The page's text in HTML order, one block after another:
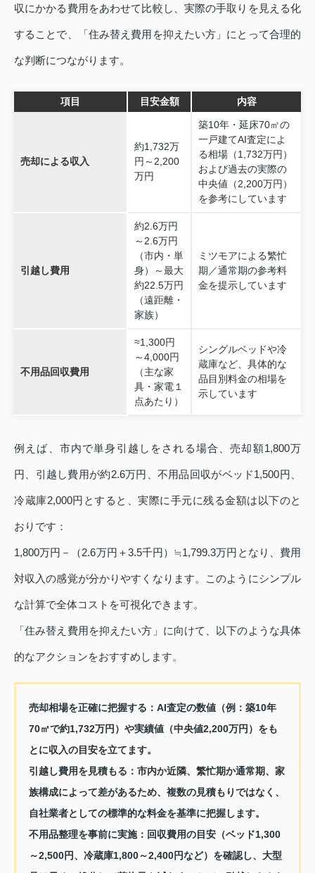
収にかかる費用をあわせて比較し、実際の手取りを見える化
することで、「住み替え費用を抑えたい方」にとって合理的
な判断につながります。
項目 目安金額 内容
売却による収入
約1,732万
円～2,200
万円
築10年・延床70㎡の
一戸建てAI査定によ
る相場（1,732万円）
および過去の実際の
中央値（2,200万円）
を参考にしています
引越し費用
約2.6万円
～2.6万円
（市内・単
身）～最大
約22.5万円
（遠距離・
家族）
ミツモアによる繁忙
期／通常期の参考料
金を提示しています
不用品回収費用
≈1,300円
～4,000円
（主な家
具・家電１
点あたり）
シングルベッドや冷
蔵庫など、具体的な
品目別料金の相場を
示しています
例えば、市内で単身引越しをされる場合、売却額1,800万
円、引越し費用が約2.6万円、不用品回収がベッド1,500円、
冷蔵庫2,000円とすると、実際に手元に残る金額は以下のと
おりです：
1,800万円－（2.6万円＋3.5千円）≒1,799.3万円となり、費用
対収入の感覚が分かりやすくなります。このようにシンプル
な計算で全体コストを可視化できます。
「住み替え費用を抑えたい方」に向けて、以下のような具体
的なアクションをおすすめします。
売却相場を正確に把握する：AI査定の数値（例：築10年
70㎡で約1,732万円）や実績値（中央値2,200万円）をも
とに収入の目安を立てます。
引越し費用を見積もる：市内か近隣、繁忙期か通常期、家
族構成によって差があるため、複数の見積もりではなく、
自社業者としての標準的な料金を基準に把握します。
不用品整理を事前に実施：回収費用の目安（ベッド1,300
～2,500円、冷蔵庫1,800～2,400円など）を確認し、大型